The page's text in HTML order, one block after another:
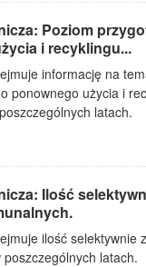
Poziom
i recyklingu...
informację na
ponownego użycia i
latach.
Ilość
ilość selektywnie
latach.